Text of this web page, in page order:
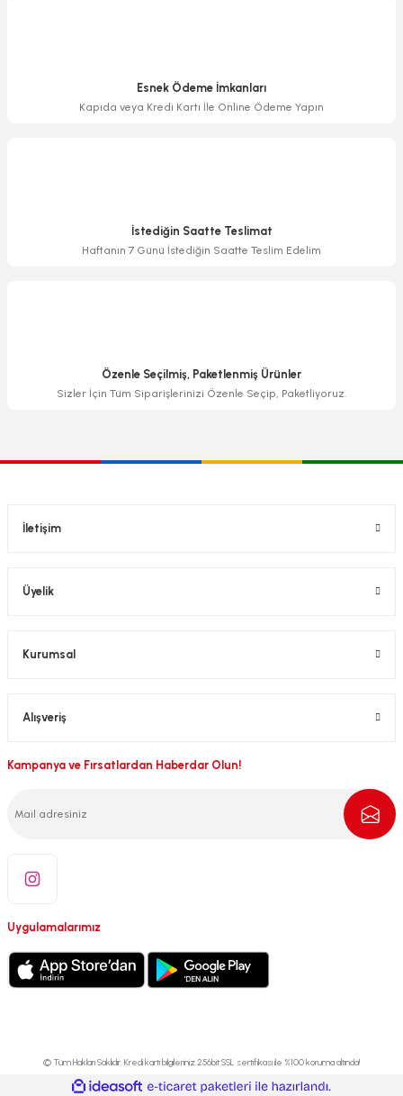
Esnek Ödeme İmkanları
Kapıda veya Kredi Kartı İle Online Ödeme Yapın
İstediğin Saatte Teslimat
Haftanın 7 Günü İstediğin Saatte Teslim Edelim
Özenle Seçilmiş, Paketlenmiş Ürünler
Sizler İçin Tüm Siparişlerinizi Özenle Seçip, Paketliyoruz.
İletişim
Üyelik
Kurumsal
Alışveriş
Kampanya ve Fırsatlardan Haberdar Olun!
Uygulamalarımız
© Tüm Hakları Saklıdır. Kredi kartı bilgileriniz 256bit SSL sertifikası ile %100 koruma altında!
ideasoft
e-